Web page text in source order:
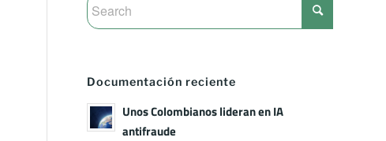
Documentación reciente
Unos Colombianos lideran en IA
antifraude